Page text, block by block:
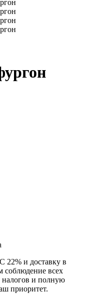
22% и доставку в
соблюдение всех
налогов и полную
приоритет.